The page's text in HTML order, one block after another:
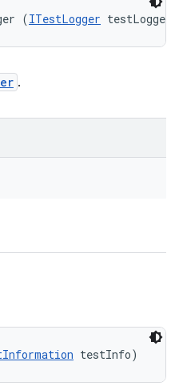
(ITestLogger testLogger)
.
testInfo)